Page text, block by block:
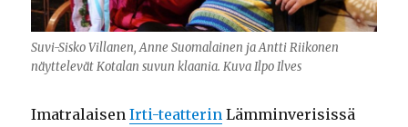
Suvi-Sisko Villanen, Anne Suomalainen ja Antti Riikonen
näyttelevät Kotalan suvun klaania. Kuva Ilpo Ilves
ImatralaisenIrti-teatterin Lämminverisissä